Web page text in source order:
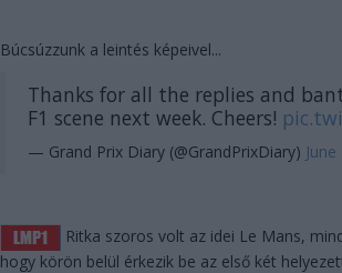
Búcsúzzunk a leintés képeivel...
Thanks for all the replies and
F1 scene next week. Cheers!
— Grand Prix Diary (@GrandPrixDiary)
Ritka szoros volt az idei Le Mans,
hogy körön belül érkezik be az első két